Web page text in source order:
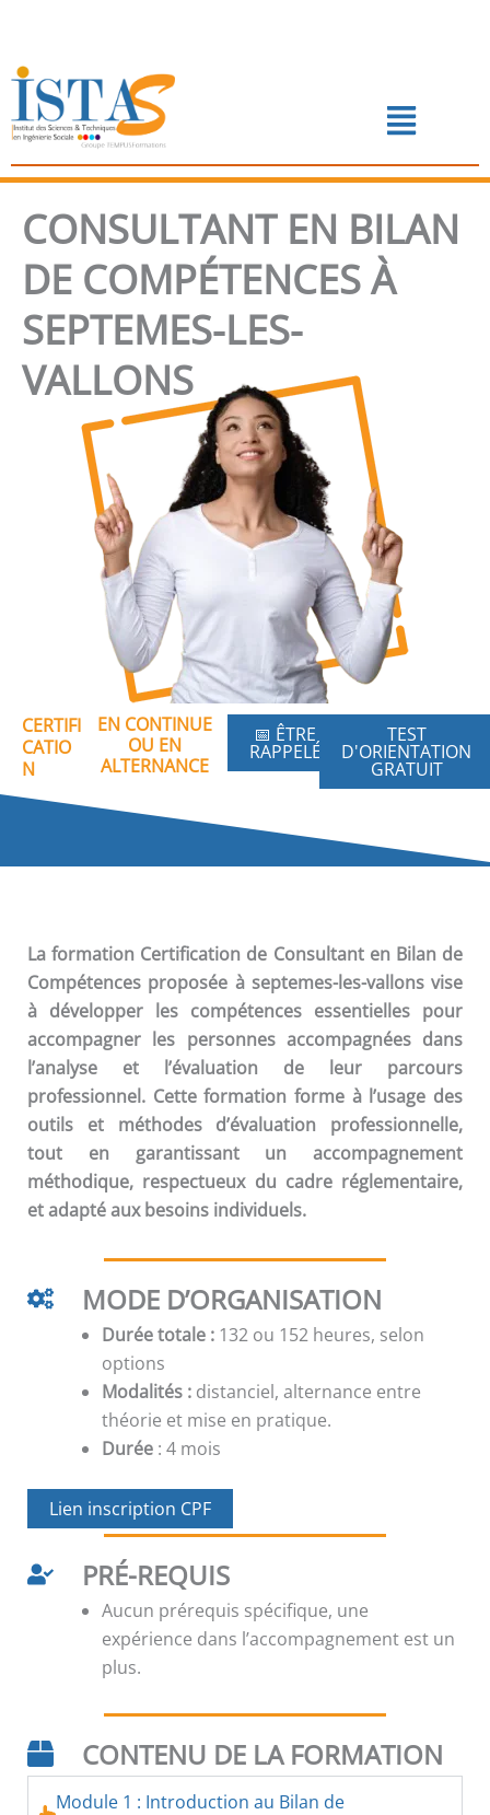
contenu
Menu
📅 PRENDRE RENDEZ-VOUS
CONSULTANT EN BILAN
DE COMPÉTENCES À
SEPTEMES-LES-
VALLONS
CERTIFI
CATIO
N
EN CONTINUE
OU EN
ALTERNANCE
📅 ÊTRE
RAPPELÉ
TEST
D'ORIENTATION
GRATUIT
La formation Certification de Consultant en Bilan de
Compétences proposée à septemes-les-vallons vise
à développer les compétences essentielles pour
accompagner les personnes accompagnées dans
l’analyse et l’évaluation de leur parcours
professionnel. Cette formation forme à l’usage des
outils et méthodes d’évaluation professionnelle,
tout en garantissant un accompagnement
méthodique, respectueux du cadre réglementaire,
et adapté aux besoins individuels.
MODE D’ORGANISATION
Durée totale : 132 ou 152 heures, selon
options
Modalités : distanciel, alternance entre
théorie et mise en pratique.
Durée : 4 mois
Lien inscription CPF
PRÉ-REQUIS
Aucun prérequis spécifique, une
expérience dans l’accompagnement est un
plus.
CONTENU DE LA FORMATION
Module 1 : Introduction au Bilan de